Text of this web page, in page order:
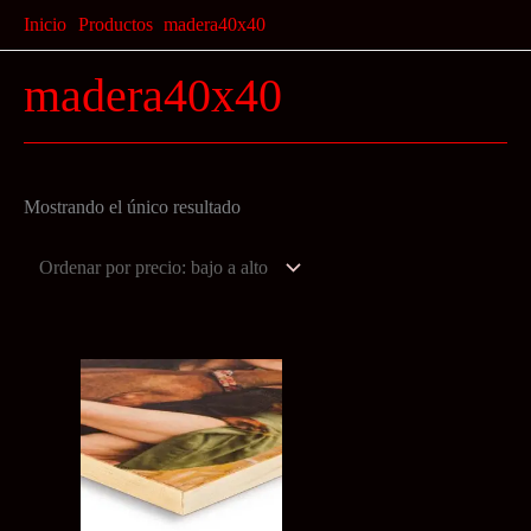
al
Inicio Productos madera40x40
madera40x40
Mostrando el único resultado